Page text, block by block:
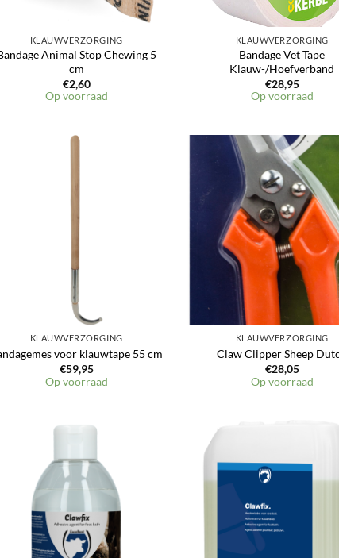
KLAUWVERZORGING
Animal Stop Chewing 5
cm
€2,60
Op voorraad
KLAUWVERZORGING
Bandage Vet Tape
Klauw-/Hoefverband
€28,95
Op voorraad
KLAUWVERZORGING
voor klauwtape 55 cm
€59,95
Op voorraad
KLAUWVERZORGING
Claw Clipper Sheep
€28,05
Op voorraad
verlanglijst